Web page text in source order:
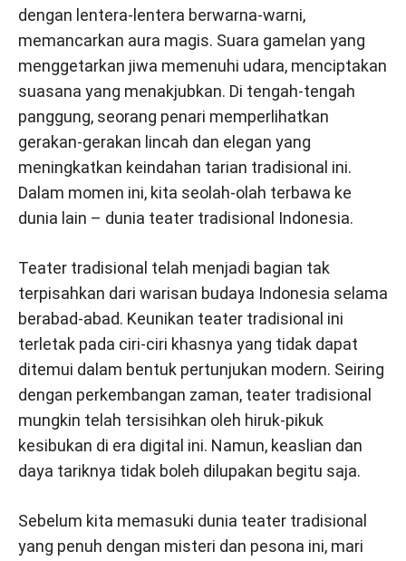
dengan lentera-lentera berwarna-warni,
memancarkan aura magis. Suara gamelan yang
menggetarkan jiwa memenuhi udara, menciptakan
suasana yang menakjubkan. Di tengah-tengah
panggung, seorang penari memperlihatkan
gerakan-gerakan lincah dan elegan yang
meningkatkan keindahan tarian tradisional ini.
Dalam momen ini, kita seolah-olah terbawa ke
dunia lain – dunia teater tradisional Indonesia.
Teater tradisional telah menjadi bagian tak
terpisahkan dari warisan budaya Indonesia selama
berabad-abad. Keunikan teater tradisional ini
terletak pada ciri-ciri khasnya yang tidak dapat
ditemui dalam bentuk pertunjukan modern. Seiring
dengan perkembangan zaman, teater tradisional
mungkin telah tersisihkan oleh hiruk-pikuk
kesibukan di era digital ini. Namun, keaslian dan
daya tariknya tidak boleh dilupakan begitu saja.
Sebelum kita memasuki dunia teater tradisional
yang penuh dengan misteri dan pesona ini, mari